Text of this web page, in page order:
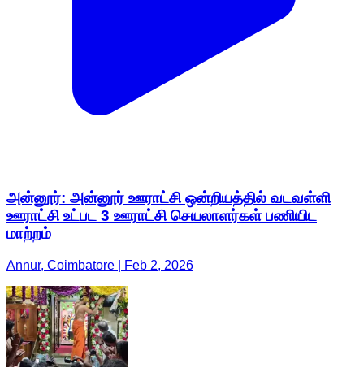
அன்னூர்: அன்னூர் ஊராட்சி ஒன்றியத்தில் வடவள்ளி
ஊராட்சி உட்பட 3 ஊராட்சி செயலாளர்கள் பணியிட
மாற்றம்
Annur, Coimbatore | Feb 2, 2026